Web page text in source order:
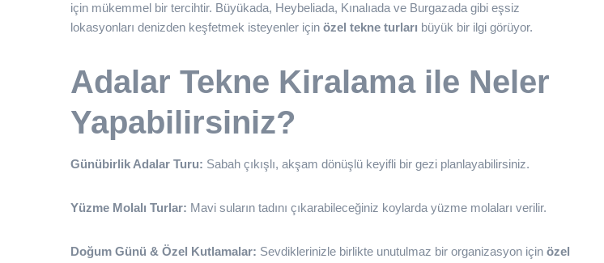
için mükemmel bir tercihtir. Büyükada, Heybeliada, Kınalıada ve Burgazada gibi eşsiz
lokasyonları denizden keşfetmek isteyenler için özel tekne turları büyük bir ilgi görüyor.
Adalar Tekne Kiralama ile Neler
Yapabilirsiniz?
Günübirlik Adalar Turu: Sabah çıkışlı, akşam dönüşlü keyifli bir gezi planlayabilirsiniz.
Yüzme Molalı Turlar: Mavi suların tadını çıkarabileceğiniz koylarda yüzme molaları verilir.
Doğum Günü & Özel Kutlamalar: Sevdiklerinizle birlikte unutulmaz bir organizasyon için özel